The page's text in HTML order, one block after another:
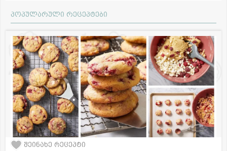
პოპულარული რეცეპტები
შეინახე რეცეპტი